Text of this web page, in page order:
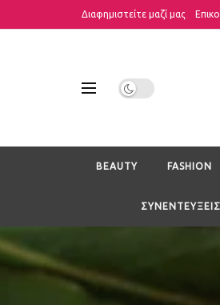
Διαφημιστείτε μαζί μας
BEAUTY FASHION
ΣΥΝΕΝΤΕΥΞΕΙΣ